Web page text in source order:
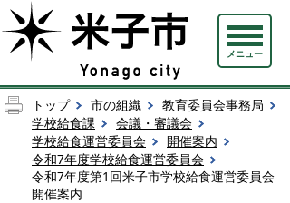
メニュー
トップ 市の組織
教育委員会事務局
学校給食課
会議・審議会
学校給食運営委員会
開催案内
令和7年度学校給食運営委員会
令和7年度第1回米子市学校給食運営委員会
開催案内